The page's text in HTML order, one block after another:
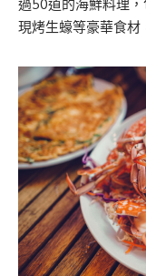
過50道的海鮮料理
現烤生蠔等豪華食材